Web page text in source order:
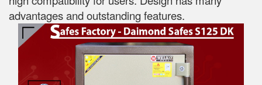
advantages and outstanding features.